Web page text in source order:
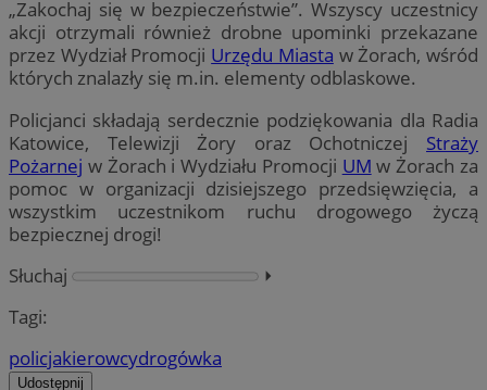
„Zakochaj się w bezpieczeństwie”. Wszyscy uczestnicy
akcji otrzymali również drobne upominki przekazane
przez Wydział Promocji Urzędu Miasta w Żorach, wśród
których znalazły się m.in. elementy odblaskowe.
Policjanci składają serdecznie podziękowania dla Radia
Katowice, Telewizji Żory oraz Ochotniczej Straży
Pożarnej w Żorach i Wydziału Promocji UM w Żorach za
pomoc w organizacji dzisiejszego przedsięwzięcia, a
wszystkim uczestnikom ruchu drogowego życzą
bezpiecznej drogi!
Słuchaj
⏵︎
Tagi:
policjakierowcydrogówka
Udostępnij